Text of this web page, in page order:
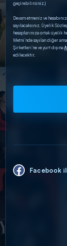
geçirebilirsiniz.)
Devam etmeniz ve
sayılacaksınız. Üyelik
hesaplarınıza ortak üyelik
Metni’nde sayılan diğer
Şirketleri’ne ve yurt dışına
edilecektir.
Facebook